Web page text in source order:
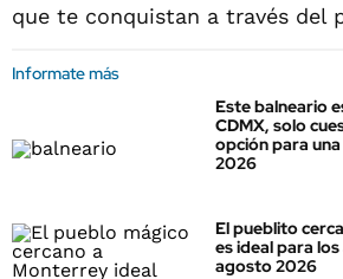
que te conquistan a través del
Informate más
Este balneario
CDMX, solo
opción para
2026
El pueblito
es ideal para
agosto 2026